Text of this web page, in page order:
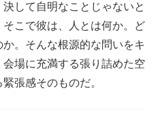
して自明なことじゃないと
こで彼は、人とは何か。ど
。そんな根源的な問いをキ
場に充満する張り詰めた空
張感そのものだ。